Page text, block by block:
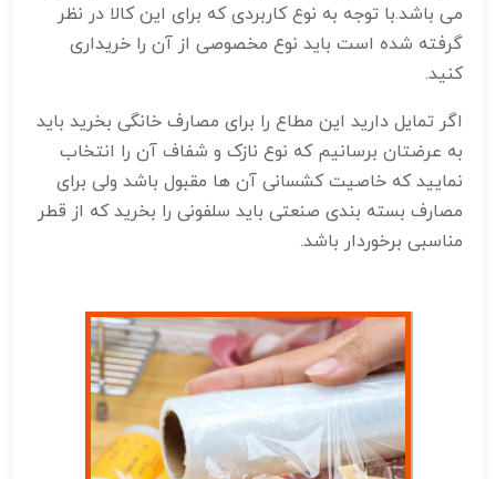
می باشد.با توجه به نوع کاربردی که برای این کالا در نظر
گرفته شده است باید نوع مخصوصی از آن را خریداری
کنید.
اگر تمایل دارید این مطاع را برای مصارف خانگی بخرید باید
به عرضتان برسانیم که نوع نازک و شفاف آن را انتخاب
نمایید که خاصیت کشسانی آن ها مقبول باشد ولی برای
مصارف بسته بندی صنعتی باید سلفونی را بخرید که از قطر
مناسبی برخوردار باشد.